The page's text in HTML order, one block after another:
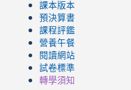
課本版本
預決算書
課程評鑑
營養午餐
閱讀網站
試卷標準
轉學須知